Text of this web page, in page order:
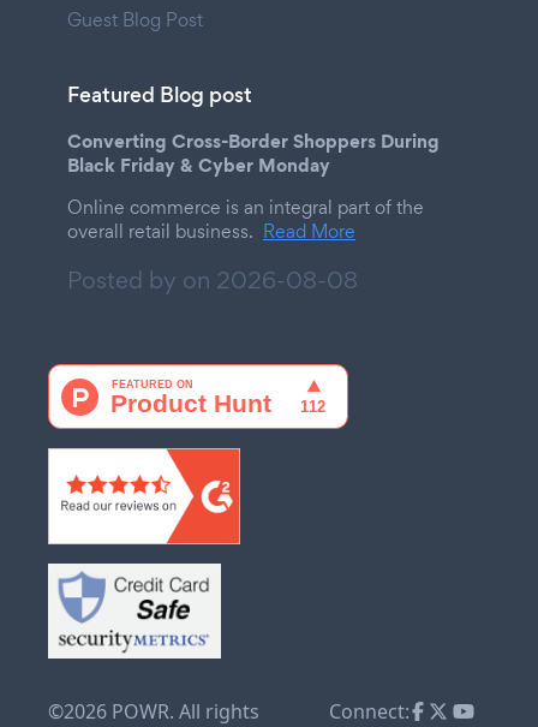
Guest Blog Post
Featured Blog post
Converting Cross-Border Shoppers During
Black Friday & Cyber Monday
Online commerce is an integral part of the
overall retail business. Read More
Posted by on 2026-08-08
©2026 POWR. All rights
Connect: